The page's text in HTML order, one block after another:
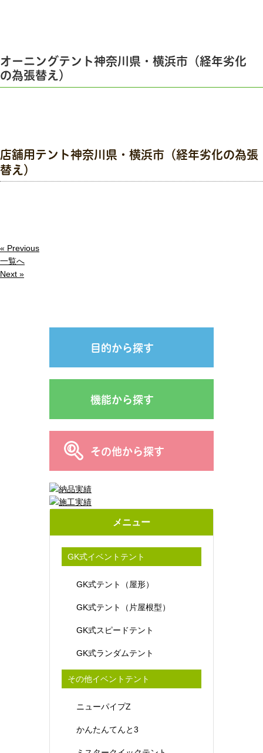
オーニングテント神奈川県・横浜市（経年劣化
の為張替え）
店舗用テント神奈川県・横浜市（経年劣化の為張
替え）
« Previous
一覧へ
Next »
目的から探す
機能から探す
その他から探す
メニュー
GK式イベントテント
GK式テント（屋形）
GK式テント（片屋根型）
GK式スピードテント
GK式ランダムテント
その他イベントテント
ニューパイプZ
かんたんてんと3